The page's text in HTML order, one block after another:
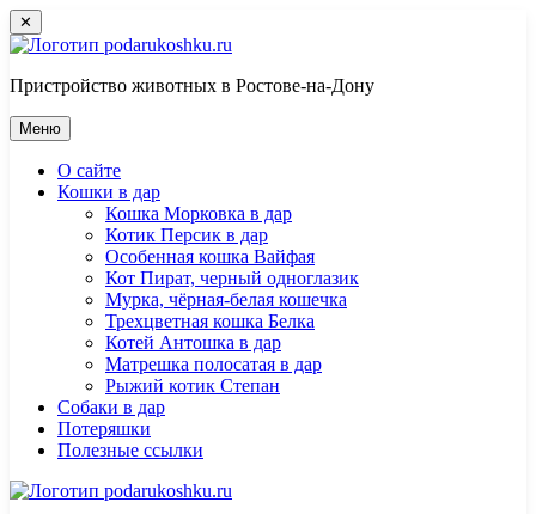
Перейти
к
✕
Пристройство животных в Ростове-на-Дону
Меню
О сайте
Кошки в дар
Кошка Морковка в дар
Котик Персик в дар
Особенная кошка Вайфая
Кот Пират, черный одноглазик
Мурка, чёрная-белая кошечка
Трехцветная кошка Белка
Котей Антошка в дар
Матрешка полосатая в дар
Рыжий котик Степан
Собаки в дар
Потеряшки
Полезные ссылки